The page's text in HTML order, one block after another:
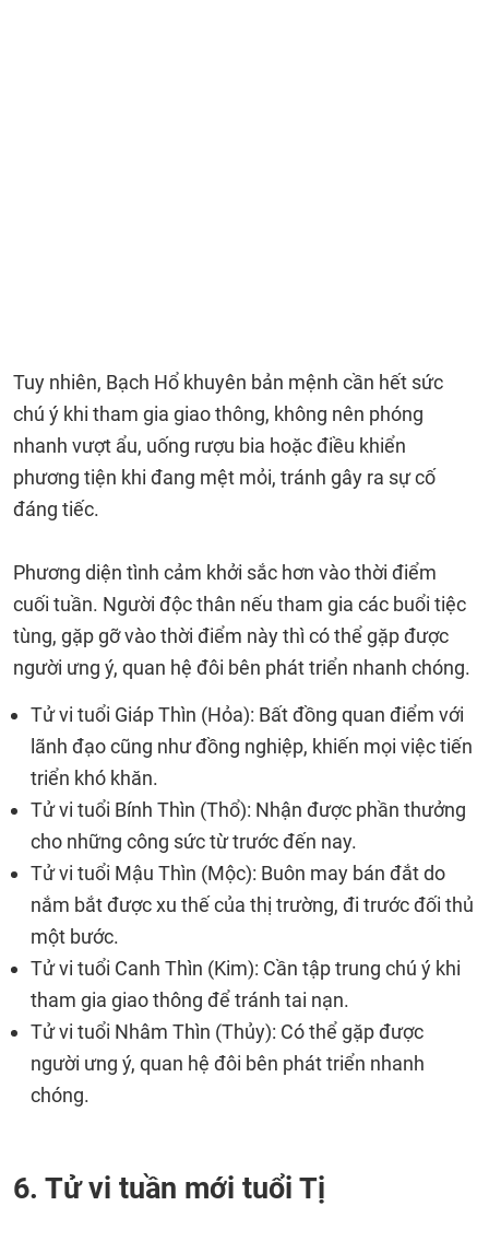
Tuy nhiên, Bạch Hổ khuyên bản mệnh cần hết sức
chú ý khi tham gia giao thông, không nên phóng
nhanh vượt ẩu, uống rượu bia hoặc điều khiển
phương tiện khi đang mệt mỏi, tránh gây ra sự cố
đáng tiếc.
Phương diện tình cảm khởi sắc hơn vào thời điểm
cuối tuần. Người độc thân nếu tham gia các buổi tiệc
tùng, gặp gỡ vào thời điểm này thì có thể gặp được
người ưng ý, quan hệ đôi bên phát triển nhanh chóng.
Tử vi tuổi Giáp Thìn (Hỏa): Bất đồng quan điểm với
lãnh đạo cũng như đồng nghiệp, khiến mọi việc tiến
triển khó khăn.
Tử vi tuổi Bính Thìn (Thổ): Nhận được phần thưởng
cho những công sức từ trước đến nay.
Tử vi tuổi Mậu Thìn (Mộc): Buôn may bán đắt do
nắm bắt được xu thế của thị trường, đi trước đối thủ
một bước.
Tử vi tuổi Canh Thìn (Kim): Cần tập trung chú ý khi
tham gia giao thông để tránh tai nạn.
Tử vi tuổi Nhâm Thìn (Thủy): Có thể gặp được
người ưng ý, quan hệ đôi bên phát triển nhanh
chóng.
6. Tử vi tuần mới tuổi Tị